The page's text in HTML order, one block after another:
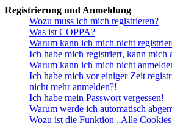
Registrierung und Anmeldung
Wozu muss ich mich registrieren?
Was ist COPPA?
Warum kann ich mich nicht
Ich habe mich registriert, kann mich
Warum kann ich mich nicht
Ich habe mich vor einiger Zeit
nicht mehr anmelden?!
Ich habe mein Passwort vergessen!
Warum werde ich automatisch
Wozu ist die Funktion „Alle Cookies